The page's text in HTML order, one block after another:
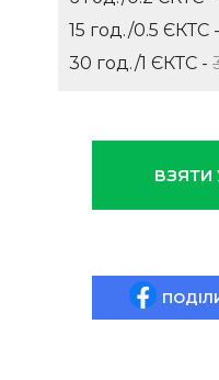
15 год./0.5 ЄКТС -
30 год./1 ЄКТС -
ВЗЯТИ